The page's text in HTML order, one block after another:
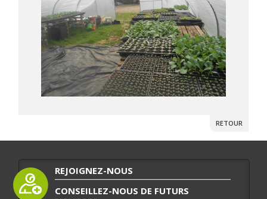
RETOUR
REJOIGNEZ-NOUS
CONSEILLEZ-NOUS DE FUTURS